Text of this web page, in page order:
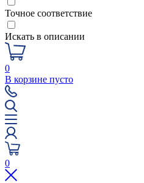
Точное соответствие
Искать в описании
0
В корзине пусто
0